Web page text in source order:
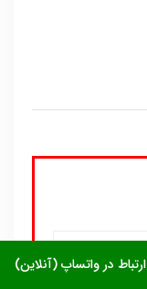
ارتباط در واتساپ (آنلاین)